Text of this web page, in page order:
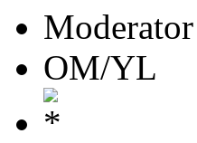
Moderator
OM/YL